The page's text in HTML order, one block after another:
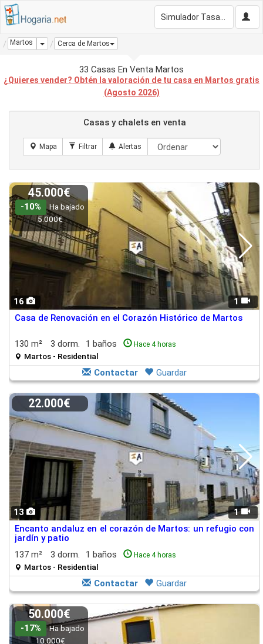
Martos Dropdown
Cerca de Martos
33 Casas En Venta Martos
¿Quieres vender? Obtén la valoración de tu casa en Martos gratis
(Agosto 2026)
Casas y chalets en venta
16 1
45.000€
-10%
Ha bajado
5.000€
Casa de Renovación en el Corazón Histórico de Martos
130 m² 3 dorm. 1 baños Hace 4 horas
Martos - Residential
Contactar Guardar
13 1
22.000€
Encanto andaluz en el corazón de Martos: un refugio con
jardín y patio
137 m²
3 dorm. 1 baños Hace 4 horas
Martos - Residential
Contactar Guardar
50.000€
-17%
Ha bajado
10.000€